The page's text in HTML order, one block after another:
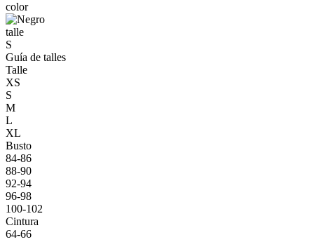
color
talle
S
Guía de talles
Talle
XS
S
M
L
XL
Busto
84-86
88-90
92-94
96-98
100-102
Cintura
64-66